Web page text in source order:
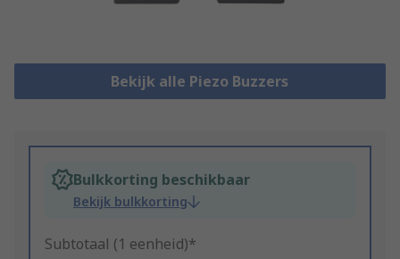
Bekijk alle Piezo Buzzers
Bulkkorting beschikbaar
Bekijk bulkkorting
Subtotaal (1 eenheid)*